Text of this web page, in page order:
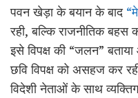
पवन खेड़ा के बयान के बाद
रही, बल्कि राजनीतिक बहस
इसे विपक्ष की “जलन”
छवि विपक्ष को असहज कर
विदेशी नेताओं के साथ